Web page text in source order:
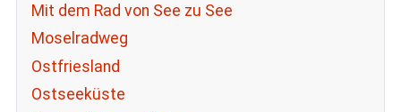
Mit dem Rad von See zu See
Moselradweg
Ostfriesland
Ostseeküste